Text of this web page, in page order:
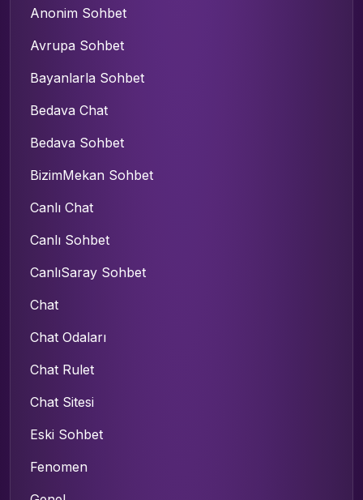
Anonim Sohbet
Avrupa Sohbet
Bayanlarla Sohbet
Bedava Chat
Bedava Sohbet
BizimMekan Sohbet
Canlı Chat
Canlı Sohbet
CanlıSaray Sohbet
Chat
Chat Odaları
Chat Rulet
Chat Sitesi
Eski Sohbet
Fenomen